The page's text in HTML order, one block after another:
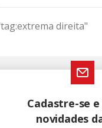
direita"
Cadastre-se
novidades